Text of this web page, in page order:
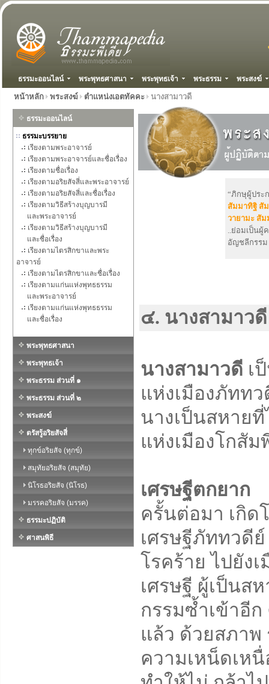
ธรรมะออนไลน์ พระพุทธศาสนา พระพุทธเจ้า พระธรรม พระสงฆ์
หน้าหลัก พระสงฆ์ ตำแหน่งเอตทัคคะ นางสามาวดี
ธรรมะออนไลน์
ธรรมะบรรยาย
เรียงตามพระอาจารย์
เรียงตามพระอาจารย์และชื่อเรื่อง
เรียงตามชื่อเรื่อง
เรียงตามอริยสัจสี่และพระอาจารย์
เรียงตามอริยสัจสี่และชื่อเรื่อง
เรียงตามวิธีสร้างบุญบารมี
และพระอาจารย์
เรียงตามวิธีสร้างบุญบารมี
และชื่อเรื่อง
เรียงตามไตรสิกขาและพระ
อาจารย์
เรียงตามไตรสิกขาและชื่อเรื่อง
เรียงตามแก่นแห่งพุทธธรรม
และพระอาจารย์
เรียงตามแก่นแห่งพุทธธรรม
และชื่อเรื่อง
พระพุทธศาสนา
พระพุทธเจ้า
พระธรรม ส่วนที่ ๑
พระธรรม ส่วนที่ ๒
พระสงฆ์
ตรัสรู้อริยสัจสี่
ทุกข์อริยสัจ (ทุกข์)
สมุทัยอริยสัจ (สมุทัย)
นิโรธอริยสัจ (นิโรธ)
มรรคอริยสัจ (มรรค)
ธรรมะปฏิบัติ
ศาสนพิธี
“ภิกษุผู้ประ
สัมมาทิฐิ สั
วายามะ สัม
..ย่อมเป็นผู้
อัญชลีกรรม
๔. นางสามาว
นางสามาวดี เ
แห่งเมืองภัทท
นางเป็นสหาย
แห่งเมืองโกสัม
เศรษฐีตกยาก
ครั้นต่อมา เกิด
เศรษฐีภัททวดี
โรคร้าย ไปยัง
เศรษฐี ผู้เป็นส
กรรมซ้ำเข้าอีก
แล้ว ด้วยสภาพ
ความเหน็ดเห